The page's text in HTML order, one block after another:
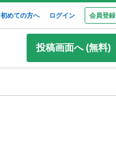
初めての方へ ログイン 会員登録
投稿画面へ (無料)